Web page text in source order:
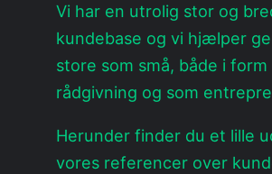
Vi har en utrolig stor og
kundebase og vi hjælper
store som små, både i form
rådgivning og som
Herunder finder du et lille
vores referencer over